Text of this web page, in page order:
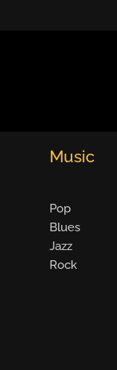
Music
Pop
Blues
Jazz
Rock